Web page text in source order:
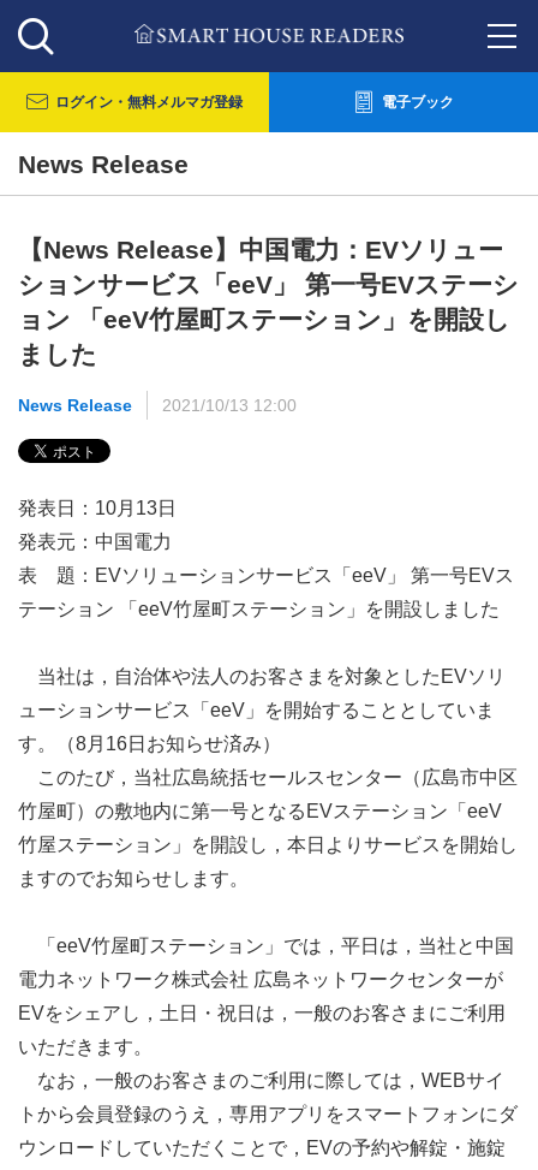
ログイン・ 無料メルマガ登録 電子ブック
News Release
【News Release】中国電力：EVソリュー
ションサービス「eeV」 第一号EVステーシ
ョン 「eeV竹屋町ステーション」を開設し
ました
News Release 2021/10/13 12:00
発表日：10月13日
発表元：中国電力
表 題：EVソリューションサービス「eeV」 第一号EVス
テーション 「eeV竹屋町ステーション」を開設しました
当社は，自治体や法人のお客さまを対象としたEVソリ
ューションサービス「eeV」を開始することとしていま
す。（8月16日お知らせ済み）
このたび，当社広島統括セールスセンター（広島市中区
竹屋町）の敷地内に第一号となるEVステーション「eeV
竹屋ステーション」を開設し，本日よりサービスを開始し
ますのでお知らせします。
「eeV竹屋町ステーション」では，平日は，当社と中国
電力ネットワーク株式会社 広島ネットワークセンターが
EVをシェアし，土日・祝日は，一般のお客さまにご利用
いただきます。
なお，一般のお客さまのご利用に際しては，WEBサイ
トから会員登録のうえ，専用アプリをスマートフォンにダ
ウンロードしていただくことで，EVの予約や解錠・施錠